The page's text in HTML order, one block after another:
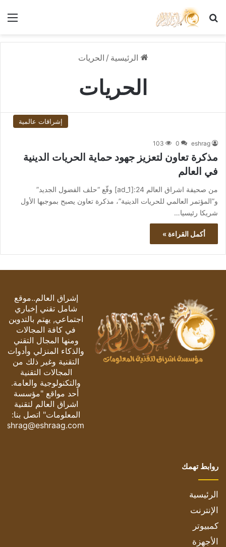
بحث عن
الرئيسية / الحريات
الحريات
إشراقات عالمية
eshrag
0
103
مذكرة تعاون لتعزيز جهود حماية الحريات الدينية
في العالم
من صحيفة اشراق العالم 24:[ad_1] وقّع “حلف الفضول الجديد”
و”المؤتمر العالمي للحريات الدينية”، مذكرة تعاون يصبح بموجبها الأول
شريكا رئيسيا…
أكمل القراءة »
إشراق العالم..موقع
شامل تقني إخباري
اجتماعي, يهتم بالتدوين
في كافة المجالات
ومنها المجال التقني
والذكاء المنزلي وأدوات
التقنية وغير ذلك من
المجالات التقنية
والتكنولوجية والعامة.
أحد مواقع "مؤسسة
اشراق العالم لتقنية
المعلومات" اتصل بنا:
eshrag@eshraag.com
روابط تهمك
الرئيسية
الإنترنت
كمبيوتر
الأجهزة